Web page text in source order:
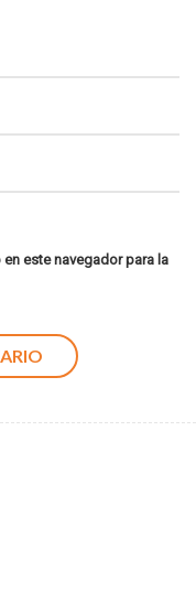
este navegador para la